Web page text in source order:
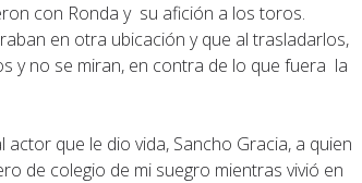
con Ronda y su afición a los toros.
en otra ubicación y que al trasladarlos,
y no se miran, en contra de lo que fuera la
actor que le dio vida, Sancho Gracia, a quien
de colegio de mi suegro mientras vivió en